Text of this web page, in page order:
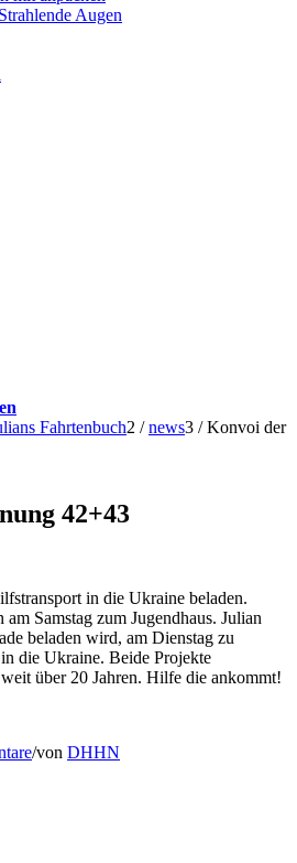
Augen
Fahrtenbuch2 / news3 / Konvoi der
42+43
in die Ukraine beladen.
Samstag zum Jugendhaus. Julian
beladen wird, am Dienstag zu
die Ukraine. Beide Projekte
über 20 Jahren. Hilfe die ankommt!
/von DHHN